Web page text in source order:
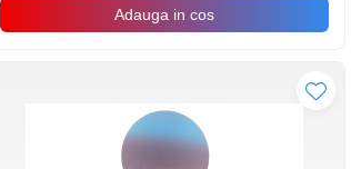
Adauga in cos